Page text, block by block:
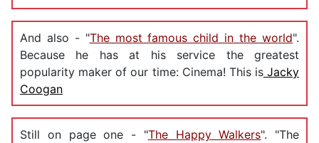
And also - "The most famous child in the world".
Because he has at his service the greatest
popularity maker of our time: Cinema! This isJacky
Coogan
Still on page one - "The Happy Walkers". "The